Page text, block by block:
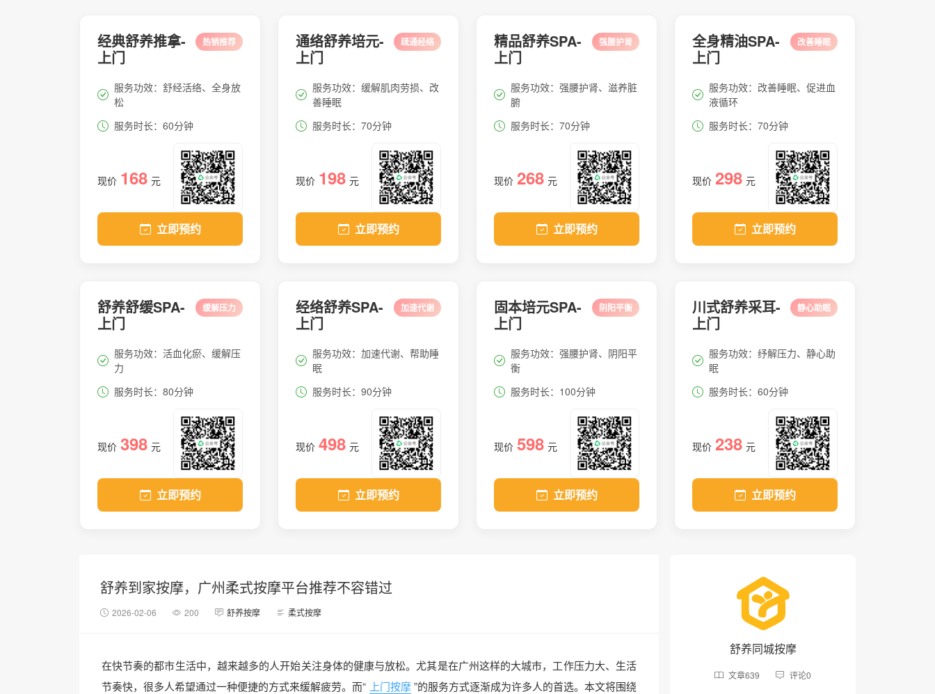
经典舒养推拿-
上门
热销推荐
服务功效：舒经活络、全身放
松
服务时长：60分钟
现价 168 元
立即预约
通络舒养培元-
上门
疏通经络
服务功效：缓解肌肉劳损、改
善睡眠
服务时长：70分钟
现价 198 元
立即预约
精品舒养SPA-
上门
强腰护肾
服务功效：强腰护肾、滋养脏
腑
服务时长：70分钟
现价 268 元
立即预约
全身精油SPA-
上门
改善睡眠
服务功效：改善睡眠、促进血
液循环
服务时长：70分钟
现价 298 元
立即预约
舒养舒缓SPA-
上门
缓解压力
服务功效：活血化瘀、缓解压
力
服务时长：80分钟
现价 398 元
立即预约
经络舒养SPA-
上门
加速代谢
服务功效：加速代谢、帮助睡
眠
服务时长：90分钟
现价 498 元
立即预约
固本培元SPA-
上门
阴阳平衡
服务功效：强腰护肾、阴阳平
衡
服务时长：100分钟
现价 598 元
立即预约
川式舒养采耳-
上门
静心助眠
服务功效：纾解压力、静心助
眠
服务时长：60分钟
现价 238 元
立即预约
舒养到家按摩，广州柔式按摩平台推荐不容错过
2026-02-06 200 舒养按摩 柔式按摩
在快节奏的都市生活中，越来越多的人开始关注身体的健康与放松。尤其是在广州这样的大城市，工作压力大、生活
节奏快，很多人希望通过一种便捷的方式来缓解疲劳。而“ 上门按摩 ”的服务方式逐渐成为许多人的首选。本文将围绕
舒养同城按摩
文章639 评论0